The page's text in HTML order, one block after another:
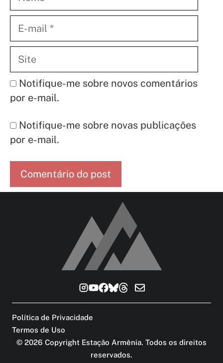
mail
Notifique-me sobre novos comentários
por e-mail.
Notifique-me sobre novas publicações
por e-mail.
© 2026 Copyright Estação Armênia. Todos os direitos
reservados.
Política de Privacidade
Termos de Uso